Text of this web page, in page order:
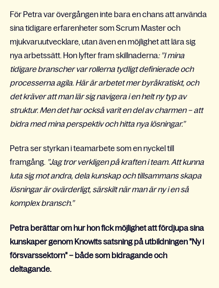
För Petra var övergången inte bara en chans att använda
sina tidigare erfarenheter som Scrum Master och
mjukvaruutvecklare, utan även en möjlighet att lära sig
nya arbetssätt. Hon lyfter fram skillnaderna: ”I mina
tidigare branscher var rollerna tydligt definierade och
processerna agila. Här är arbetet mer byråkratiskt, och
det kräver att man lär sig navigera i en helt ny typ av
struktur. Men det har också varit en del av charmen – att
bidra med mina perspektiv och hitta nya lösningar.”
Petra ser styrkan i teamarbete som en nyckel till
framgång. ”Jag tror verkligen på kraften i team. Att kunna
luta sig mot andra, dela kunskap och tillsammans skapa
lösningar är ovärderligt, särskilt när man är ny i en så
komplex bransch.”
Petra berättar om hur hon fick möjlighet att fördjupa sina
kunskaper genom Knowits satsning på utbildningen "Ny i
försvarssektorn" – både som bidragande och
deltagande.